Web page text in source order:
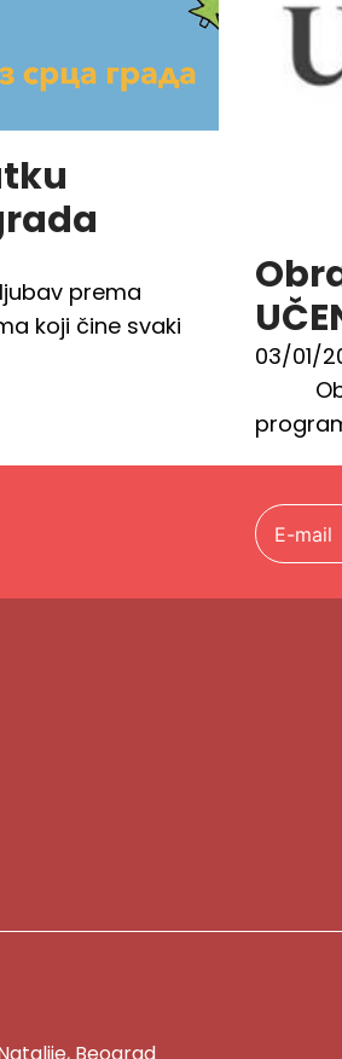
prema
koji čine svaki
03/01/